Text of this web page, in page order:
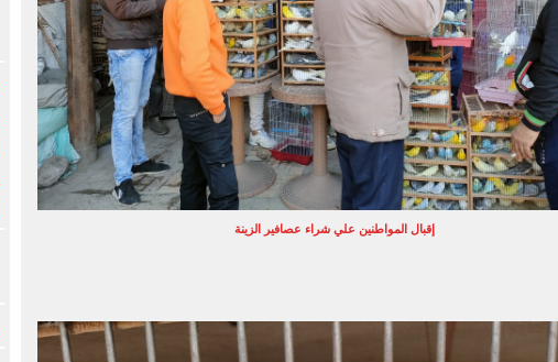
إقبال المواطنين علي شراء عصافير الزينة